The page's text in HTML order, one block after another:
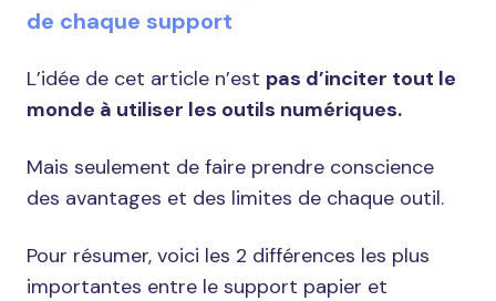
de chaque support
L’idée de cet article n’est pas d’inciter tout le
monde à utiliser les outils numériques.
Mais seulement de faire prendre conscience
des avantages et des limites de chaque outil.
Pour résumer, voici les 2 différences les plus
importantes entre le support papier et